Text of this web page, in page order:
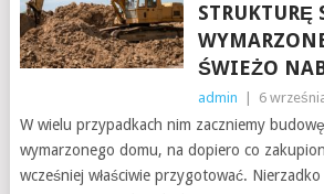
STRUKTURĘ
ŚWIEŻO
admin 6
W wielu przypadkach nim zaczniemy
wymarzonego domu, na dopiero co
wcześniej właściwie przygotować. Nierzadko